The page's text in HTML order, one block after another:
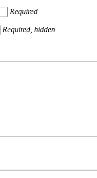
Required
Required, hidden